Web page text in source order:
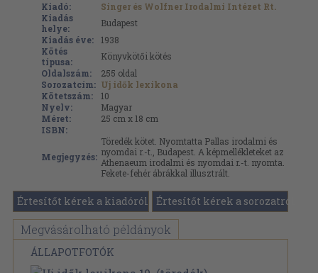
Kiadó:
Singer és Wolfner Irodalmi Intézet Rt.
Kiadás
helye:
Budapest
Kiadás éve:
1938
Kötés
típusa:
Könyvkötői kötés
Oldalszám:
255 oldal
Sorozatcím: Uj idők lexikona
Kötetszám:
10
Nyelv:
Magyar
Méret:
25 cm x 18 cm
ISBN:
Megjegyzés:
Töredék kötet. Nyomtatta Pallas irodalmi és
nyomdai r.-t., Budapest. A képmellékleteket az
Athenaeum irodalmi és nyomdai r.-t. nyomta.
Fekete-fehér ábrákkal illusztrált.
Értesítőt kérek a kiadóról Értesítőt kérek a sorozatról
Megvásárolható példányok
ÁLLAPOTFOTÓK